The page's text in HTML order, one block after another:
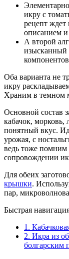
икру с
рецепт
описанием
А второй
изысканный
Оба варианта не
икру
Храним в темном
Основной состав
кабачок, морковь,
понятный вкус.
урожая, с
ведь тоже помним
сопровождении
Для обеих
крышки.
пар,
Быстрая
1.
2. Икра из
болгарским